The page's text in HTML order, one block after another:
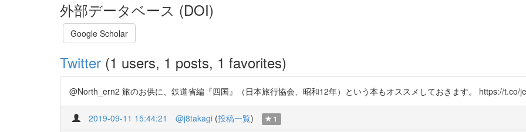
外部データベース (DOI)
Google Scholar
Twitter (1 users, 1 posts, 1 favorites)
@North_ern2 旅のお供に、鉄道省編『四国』（日本旅行協会、昭和12年）という本もオススメしておきます。 https://t.co/
2019-09-11 15:44:21 @j8takagi (投稿一覧) 1